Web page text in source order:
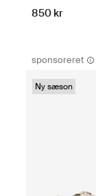
850 kr
sponsoreret
Ny sæson